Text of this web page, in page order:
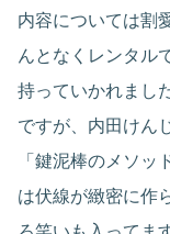
内容については割
んとなくレンタル
持っていかれまし
ですが、内田けん
「鍵泥棒のメソッ
は伏線が緻密に作